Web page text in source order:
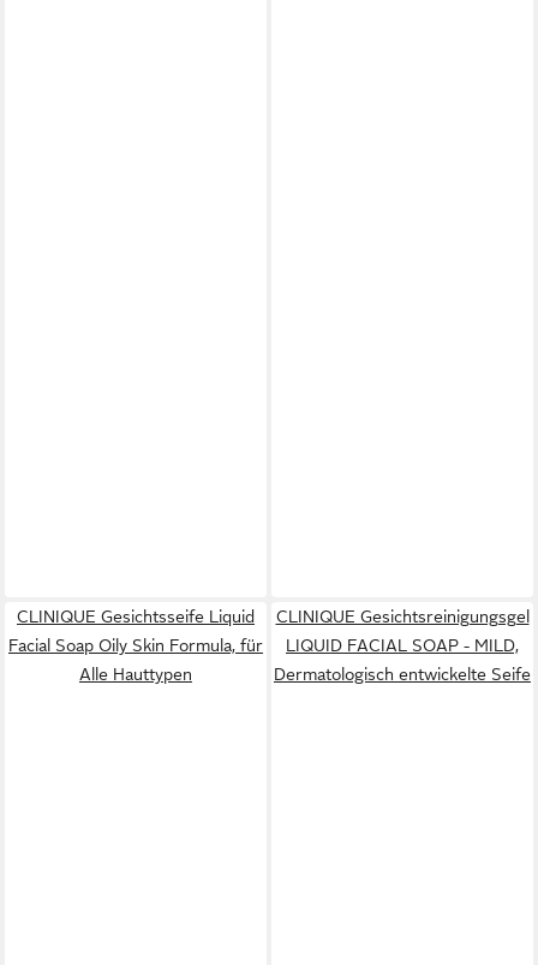
CLINIQUE Gesichtsseife Liquid
Facial Soap Oily Skin Formula, für
Alle Hauttypen
CLINIQUE Gesichtsreinigungsgel
LIQUID FACIAL SOAP - MILD,
Dermatologisch entwickelte Seife